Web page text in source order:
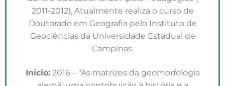
2011-2012), Atualmente realiza o curso de
Doutorado em Geografia pelo Instituto de
Geociências da Universidade Estadual de
Campinas.
Início:2016 – “As matrízes da geomorfologia